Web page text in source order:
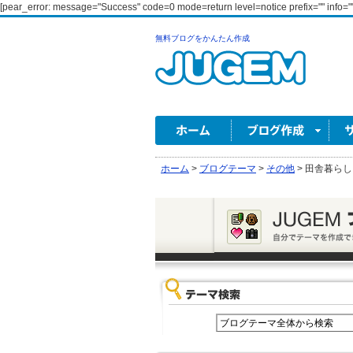
[pear_error: message="Success" code=0 mode=return level=notice prefix=""
無料ブログをかんたん作成
ホーム > ブログテーマ > その他 > 田舎暮らし